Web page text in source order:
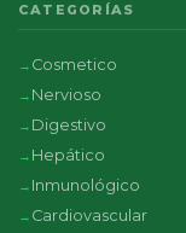
CATEGORÍAS
Cosmetico
Nervioso
Digestivo
Hepático
Inmunológico
Cardiovascular